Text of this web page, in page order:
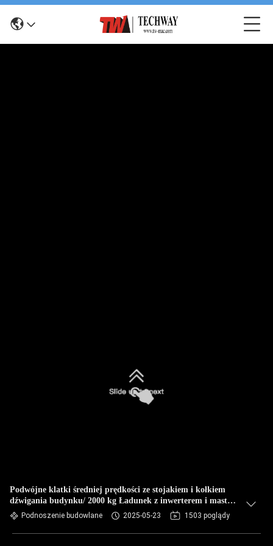
Podwójne klatki średniej prędkości ze stojakiem i kołkiem
dźwigania budynku/ 2000 kg Ładunek z inwerterem i mastem
galwanizowanym na gorąco
Podnoszenie budowlane 2025-05-23 1503 poglądy